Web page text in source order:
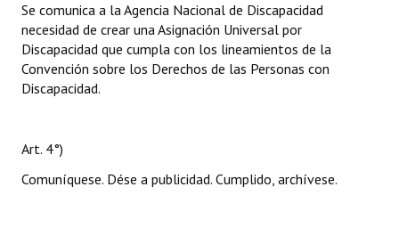
Se comunica a la Agencia Nacional de Discapacidad
necesidad de crear una Asignación Universal por
Discapacidad que cumpla con los lineamientos de la
Convención sobre los Derechos de las Personas con
Discapacidad.
Art. 4°)
Comuníquese. Dése a publicidad. Cumplido, archívese.